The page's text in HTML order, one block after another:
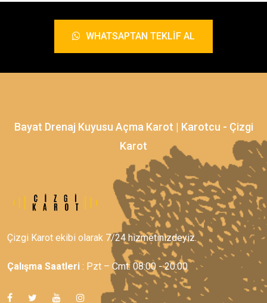
WHATSAPTAN TEKLIF AL
Bayat Drenaj Kuyusu Açma Karot | Karotcu - Çizgi
Karot
Çizgi Karot ekibi olarak 7/24 hizmetinizdeyiz.
Çalışma Saatleri : Pzt – Cmt: 08:00 - 20:00